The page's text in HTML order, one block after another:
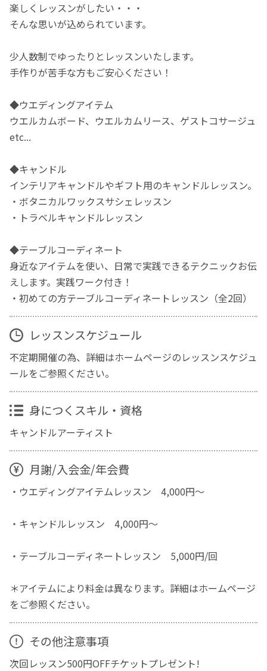
楽しくレッスンがしたい・・・
そんな思いが込められています。
少人数制でゆったりとレッスンいたします。
手作りが苦手な方もご安心ください！
◆ウエディングアイテム
ウエルカムボード、ウエルカムリース、ゲストコサージュ
etc...
◆キャンドル
インテリアキャンドルやギフト用のキャンドルレッスン。
・ボタニカルワックスサシェレッスン
・トラベルキャンドルレッスン
◆テーブルコーディネート
身近なアイテムを使い、日常で実践できるテクニックお伝
えします。実践ワーク付き！
・初めての方テーブルコーディネートレッスン（全2回）
レッスンスケジュール
不定期開催の為、詳細はホームページのレッスンスケジュ
ールをご参照ください。
身につくスキル・資格
キャンドルアーティスト
月謝/入会金/年会費
・ウエディングアイテムレッスン 4,000円～
・キャンドルレッスン 4,000円～
・テーブルコーディネートレッスン 5,000円/回
＊アイテムにより料金は異なります。詳細はホームページ
をご参照ください。
その他注意事項
次回レッスン500円OFFチケットプレゼント!